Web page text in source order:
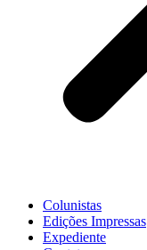
Colunistas
Edições Impressas
Expediente